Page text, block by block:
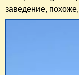
заведение,